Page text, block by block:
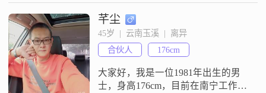
芊尘
45岁  |  云南玉溪  |  离异
合伙人
176cm
大家好，我是一位1981年出生的男
士，身高176cm，目前在南宁工作。